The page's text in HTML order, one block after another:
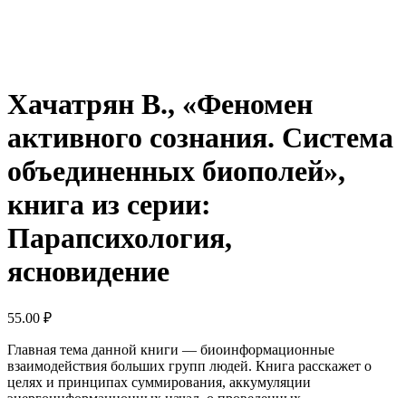
Хачатрян В., «Феномен
активного сознания. Система
объединенных биополей»,
книга из серии:
Парапсихология,
ясновидение
55.00 ₽
Главная тема данной книги — биоинформационные
взаимодействия больших групп людей. Книга расскажет о
целях и принципах суммирования, аккумуляции